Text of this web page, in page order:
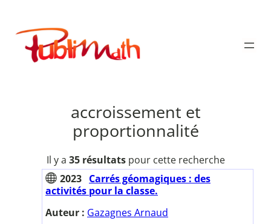
contenu
Publimath
accroissement et
proportionnalité
Il y a 35 résultatspour cette recherche
2023 Carrés géomagiques : des
activités pour la classe.
Auteur : Gazagnes Arnaud